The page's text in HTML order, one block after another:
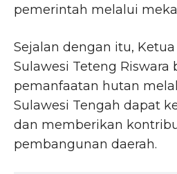
pemerintah melalui
Sejalan dengan itu,
Sulawesi Teteng Riswara
pemanfaatan hutan
Sulawesi Tengah dapat
dan memberikan
pembangunan daerah.